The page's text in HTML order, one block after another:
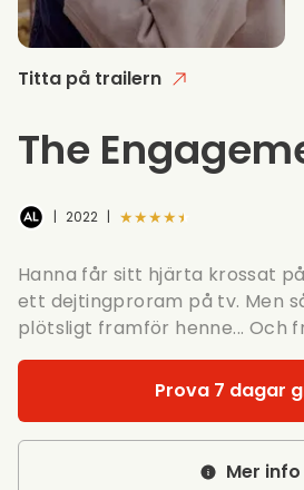
Titta på trailern
The
| 2022 | ★★★★★
Hanna får sitt hjärta krossat
ett dejtingproram på tv. Men
plötsligt framför henne... Och
Prova 7 dagar
Mer info